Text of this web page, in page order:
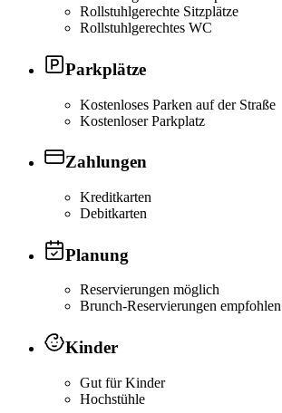
Rollstuhlgerechte Sitzplätze
Rollstuhlgerechtes WC
Parkplätze
Kostenloses Parken auf der Straße
Kostenloser Parkplatz
Zahlungen
Kreditkarten
Debitkarten
Planung
Reservierungen möglich
Brunch-Reservierungen empfohlen
Kinder
Gut für Kinder
Hochstühle